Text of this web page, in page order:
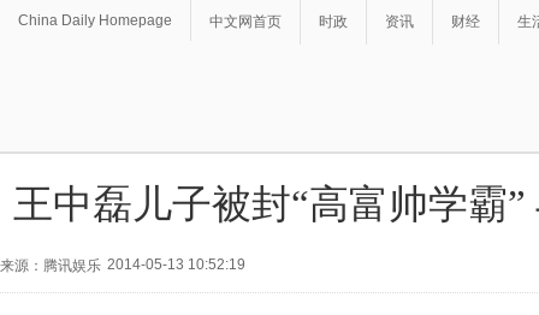
China Daily Homepage 中文网首页 时政 资讯 财经 生
王中磊儿子被封“高富帅学霸
来源：腾讯娱乐 2014-05-13 10:52:19